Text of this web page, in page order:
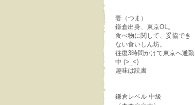
妻（つま）
鎌倉出身、東京OL。
食べ物に関して、妥協でき
ない食いしん坊。
往復3時間かけて東京へ通勤
中 (>_<)
趣味は読書
鎌倉レベル 中級